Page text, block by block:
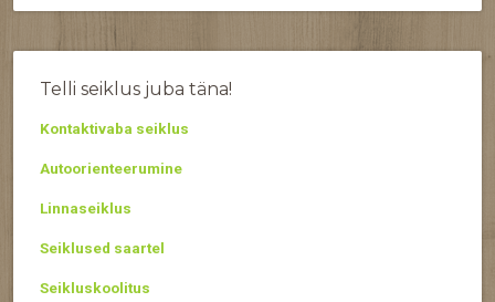
Telli seiklus juba täna!
Kontaktivaba seiklus
Autoorienteerumine
Linnaseiklus
Seiklused saartel
Seikluskoolitus